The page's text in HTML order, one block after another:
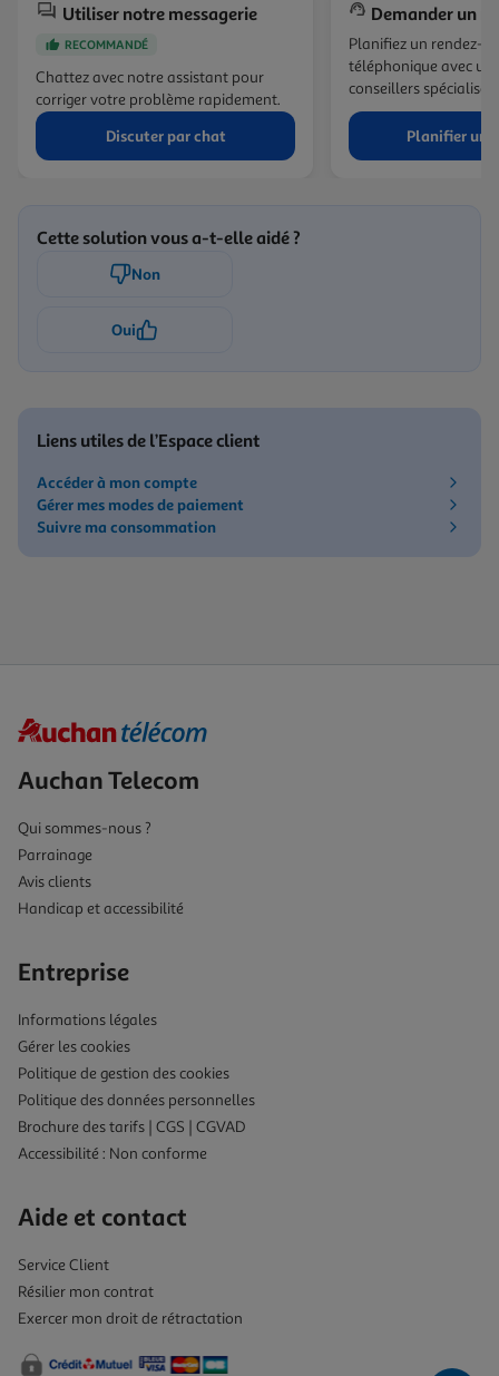
Utiliser notre messagerie
RECOMMANDÉ
Chattez avec notre assistant pour
corriger votre problème rapidement.
Discuter par chat
Demander un
Planifiez un rendez-
téléphonique avec un
conseillers spécialisés.
Planifier un
Cette solution vous a-t-elle aidé ?
Non
Oui
Liens utiles de l’Espace client
Accéder à mon compte
Gérer mes modes de paiement
Suivre ma consommation
Auchan Telecom
Qui sommes-nous ?
Parrainage
Avis clients
Handicap et accessibilité
Entreprise
Informations légales
Gérer les cookies
Politique de gestion des cookies
Politique des données personnelles
Brochure des tarifs | CGS | CGVAD
Accessibilité : Non conforme
Aide et contact
Service Client
Résilier mon contrat
Exercer mon droit de rétractation